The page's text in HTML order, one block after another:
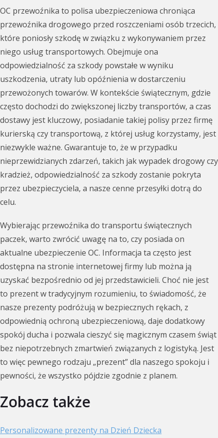
OC przewoźnika to polisa ubezpieczeniowa chroniąca
przewoźnika drogowego przed roszczeniami osób trzecich,
które poniosły szkodę w związku z wykonywaniem przez
niego usług transportowych. Obejmuje ona
odpowiedzialność za szkody powstałe w wyniku
uszkodzenia, utraty lub opóźnienia w dostarczeniu
przewożonych towarów. W kontekście świątecznym, gdzie
często dochodzi do zwiększonej liczby transportów, a czas
dostawy jest kluczowy, posiadanie takiej polisy przez firmę
kurierską czy transportową, z której usług korzystamy, jest
niezwykle ważne. Gwarantuje to, że w przypadku
nieprzewidzianych zdarzeń, takich jak wypadek drogowy czy
kradzież, odpowiedzialność za szkody zostanie pokryta
przez ubezpieczyciela, a nasze cenne przesyłki dotrą do
celu.
Wybierając przewoźnika do transportu świątecznych
paczek, warto zwrócić uwagę na to, czy posiada on
aktualne ubezpieczenie OC. Informacja ta często jest
dostępna na stronie internetowej firmy lub można ją
uzyskać bezpośrednio od jej przedstawicieli. Choć nie jest
to prezent w tradycyjnym rozumieniu, to świadomość, że
nasze prezenty podróżują w bezpiecznych rękach, z
odpowiednią ochroną ubezpieczeniową, daje dodatkowy
spokój ducha i pozwala cieszyć się magicznym czasem świąt
bez niepotrzebnych zmartwień związanych z logistyką. Jest
to więc pewnego rodzaju „prezent” dla naszego spokoju i
pewności, że wszystko pójdzie zgodnie z planem.
Zobacz także
Personalizowane prezenty na Dzień Dziecka